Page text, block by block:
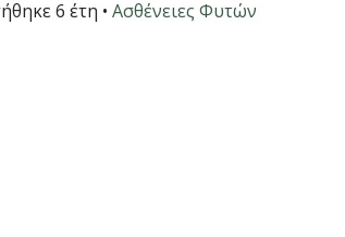
6 έτη • Ασθένειες Φυτών